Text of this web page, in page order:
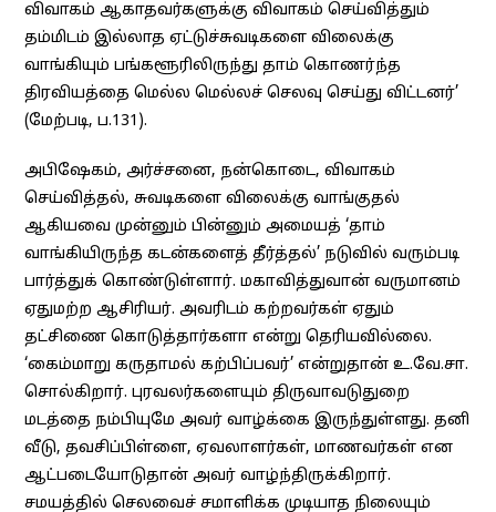
விவாகம் ஆகாதவர்களுக்கு விவாகம் செய்வித்தும்
தம்மிடம் இல்லாத ஏட்டுச்சுவடிகளை விலைக்கு
வாங்கியும் பங்களூரிலிருந்து தாம் கொணர்ந்த
திரவியத்தை மெல்ல மெல்லச் செலவு செய்து விட்டனர்’
(மேற்படி, ப.131).
அபிஷேகம், அர்ச்சனை, நன்கொடை, விவாகம்
செய்வித்தல், சுவடிகளை விலைக்கு வாங்குதல்
ஆகியவை முன்னும் பின்னும் அமையத் ‘தாம்
வாங்கியிருந்த கடன்களைத் தீர்த்தல்’ நடுவில் வரும்படி
பார்த்துக் கொண்டுள்ளார். மகாவித்துவான் வருமானம்
ஏதுமற்ற ஆசிரியர். அவரிடம் கற்றவர்கள் ஏதும்
தட்சிணை கொடுத்தார்களா என்று தெரியவில்லை.
‘கைம்மாறு கருதாமல் கற்பிப்பவர்’ என்றுதான் உ.வே.சா.
சொல்கிறார். புரவலர்களையும் திருவாவடுதுறை
மடத்தை நம்பியுமே அவர் வாழ்க்கை இருந்துள்ளது. தனி
வீடு, தவசிப்பிள்ளை, ஏவலாளர்கள், மாணவர்கள் என
ஆட்படையோடுதான் அவர் வாழ்ந்திருக்கிறார்.
சமயத்தில் செலவைச் சமாளிக்க முடியாத நிலையும்